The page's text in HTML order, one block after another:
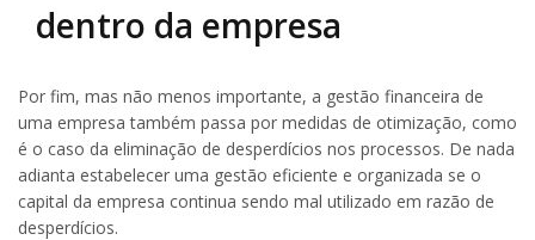
dentro da empresa
Por fim, mas não menos importante, a gestão financeira de
uma empresa também passa por medidas de otimização, como
é o caso da eliminação de desperdícios nos processos. De nada
adianta estabelecer uma gestão eficiente e organizada se o
capital da empresa continua sendo mal utilizado em razão de
desperdícios.